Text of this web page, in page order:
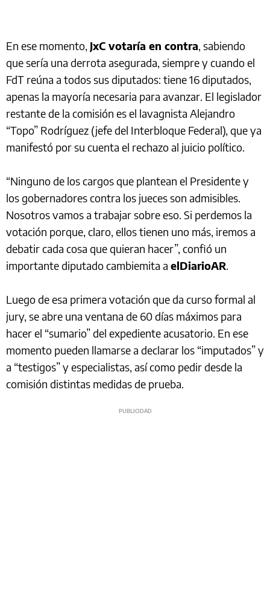
En ese momento, JxC votaría en contra, sabiendo
que sería una derrota asegurada, siempre y cuando el
FdT reúna a todos sus diputados: tiene 16 diputados,
apenas la mayoría necesaria para avanzar. El legislador
restante de la comisión es el lavagnista Alejandro
“Topo” Rodríguez (jefe del Interbloque Federal), que ya
manifestó por su cuenta el rechazo al juicio político.
“Ninguno de los cargos que plantean el Presidente y
los gobernadores contra los jueces son admisibles.
Nosotros vamos a trabajar sobre eso. Si perdemos la
votación porque, claro, ellos tienen uno más, iremos a
debatir cada cosa que quieran hacer”, confió un
importante diputado cambiemita a elDiarioAR.
Luego de esa primera votación que da curso formal al
jury, se abre una ventana de 60 días máximos para
hacer el “sumario” del expediente acusatorio. En ese
momento pueden llamarse a declarar los “imputados” y
a “testigos” y especialistas, así como pedir desde la
comisión distintas medidas de prueba.